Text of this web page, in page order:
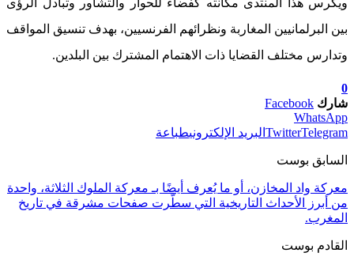
بين البرلمانيين المغاربة ونظرائهم الفرنسيين، بهدف تنسيق المواقف
وتدارس مختلف القضايا ذات الاهتمام المشترك بين البلدين.
0
شارك Facebook
WhatsApp
TwitterTelegram البريد الإلكترونيطباعة
السابق بوست
معركة واد المخازن، أو ما يُعرف أيضًا بـ معركة الملوك الثلاثة، واحدة
من أبرز الأحداث التاريخية التي سطّرت صفحات مشرقة في تاريخ
المغرب.
القادم بوست